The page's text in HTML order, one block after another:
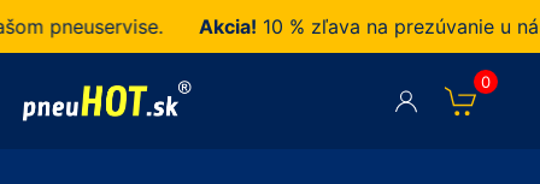
pneuservise. Akcia!10 % zľava na prezúvanie u nás
0